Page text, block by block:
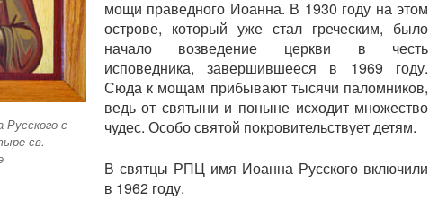
Русского с
св.
мощи праведного Иоанна. В 1930 году на этом
острове, который уже стал греческим, было
начало возведение церкви в честь
исповедника, завершившееся в 1969 году.
Сюда к мощам прибывают тысячи паломников,
ведь от святыни и поныне исходит множество
чудес. Особо святой покровительствует детям.
В святцы РПЦ имя Иоанна Русского включили
в 1962 году.